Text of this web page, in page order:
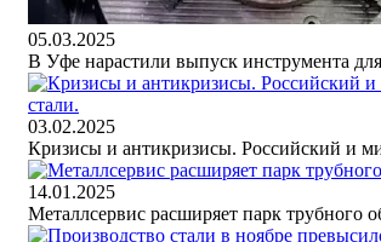
05.03.2025
В Уфе нарастили выпуск инструмента
03.02.2025
Кризисы и антикризисы. Российский и
14.01.2025
Металлсервис расширяет парк трубного